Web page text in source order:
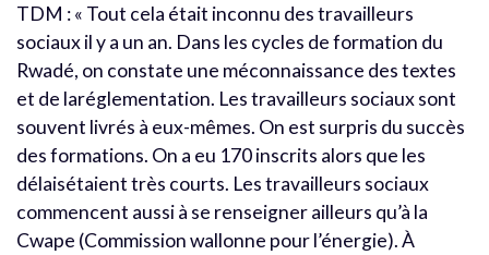
TDM : « Tout cela était inconnu des travailleurs
sociaux il y a un an. Dans les cycles de formation du
Rwadé, on constate une méconnaissance des textes
et de laréglementation. Les travailleurs sociaux sont
souvent livrés à eux-mêmes. On est surpris du succès
des formations. On a eu 170 inscrits alors que les
délaisétaient très courts. Les travailleurs sociaux
commencent aussi à se renseigner ailleurs qu’à la
Cwape (Commission wallonne pour l’énergie). À